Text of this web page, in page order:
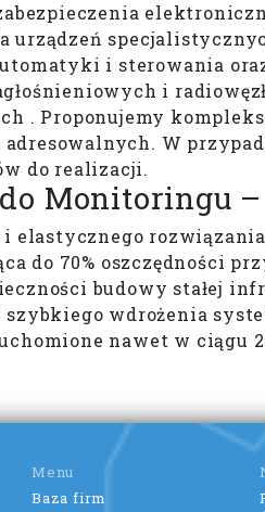
urządzeń
i sterowania
i
. Proponujemy
adresowalnych. W
do realizacji.
Monitoringu
i elastycznego
do 70% oszczędności
budowy stałej
wdrożenia
nawet w ciągu
Menu
Baza firm